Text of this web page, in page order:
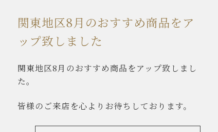
関東地区8月のおすすめ商品をア
ップ致しました
関東地区8月のおすすめ商品をアップ致しまし
た。
皆様のご来店を心よりお待ちしております。